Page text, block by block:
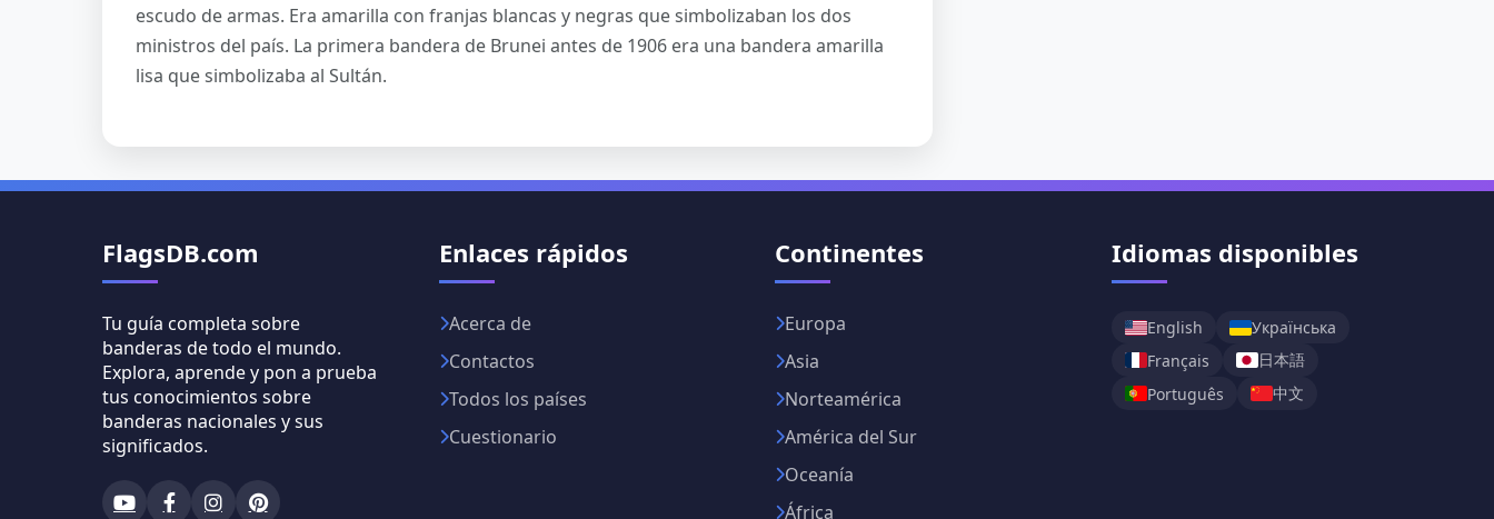
escudo de armas. Era amarilla con franjas blancas y negras que simbolizaban los dos
ministros del país. La primera bandera de Brunei antes de 1906 era una bandera amarilla
lisa que simbolizaba al Sultán.
FlagsDB.com
Tu guía completa sobre
banderas de todo el mundo.
Explora, aprende y pon a prueba
tus conocimientos sobre
banderas nacionales y sus
significados.
Enlaces rápidos
Acerca de
Contactos
Todos los países
Cuestionario
Continentes
Europa
Asia
Norteamérica
América del Sur
Oceanía
África
Idiomas disponibles
English
Українська
Français
日本語
Português
中文